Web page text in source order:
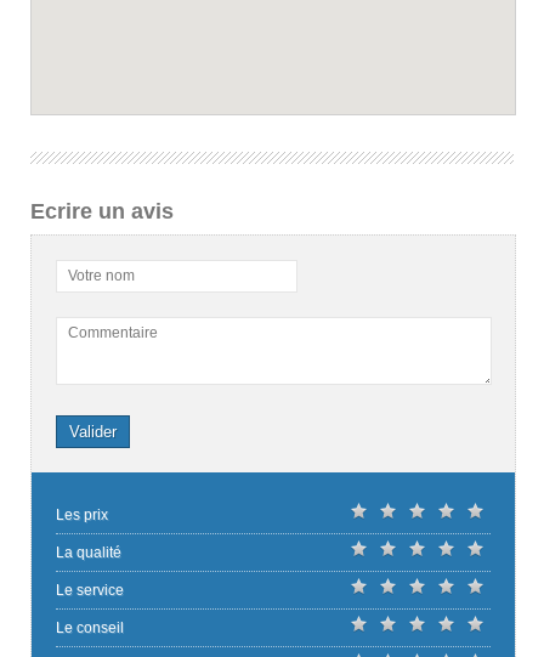
Ecrire un avis
Votre nom
Commentaire
Valider
Les prix
La qualité
Le service
Le conseil